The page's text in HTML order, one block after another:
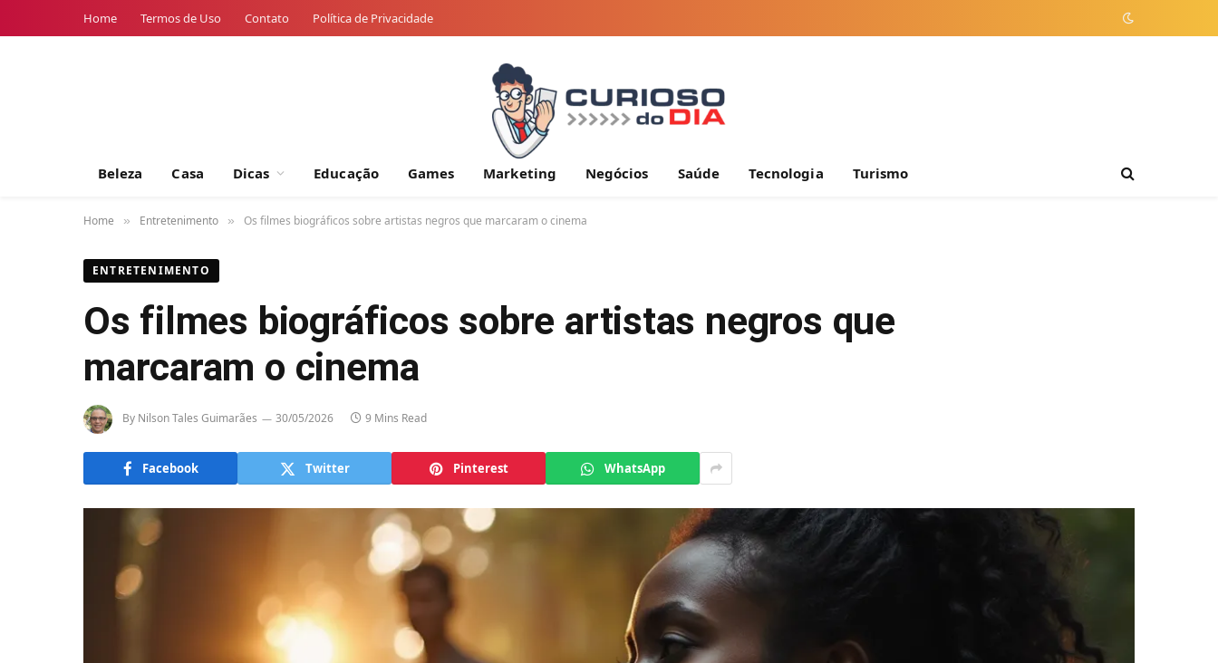
Home Termos de Uso Contato Política de Privacidade
Beleza Casa Dicas Educação Games Marketing Negócios Saúde Tecnologia Turismo
Home » Entretenimento » Os filmes biográficos sobre artistas negros que marcaram o cinema
ENTRETENIMENTO
Os filmes biográficos sobre artistas negros que
marcaram o cinema
By Nilson Tales Guimarães 30/05/2026 9 Mins Read
Facebook Twitter Pinterest WhatsApp